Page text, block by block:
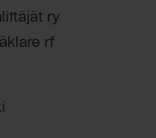
ry
rf